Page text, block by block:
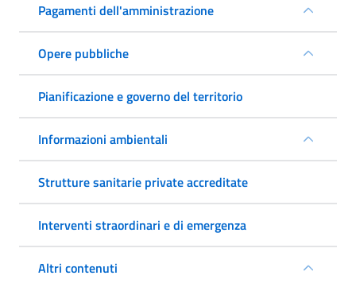
Pagamenti dell'amministrazione
Opere pubbliche
Pianificazione e governo del territorio
Informazioni ambientali
Strutture sanitarie private accreditate
Interventi straordinari e di emergenza
Altri contenuti